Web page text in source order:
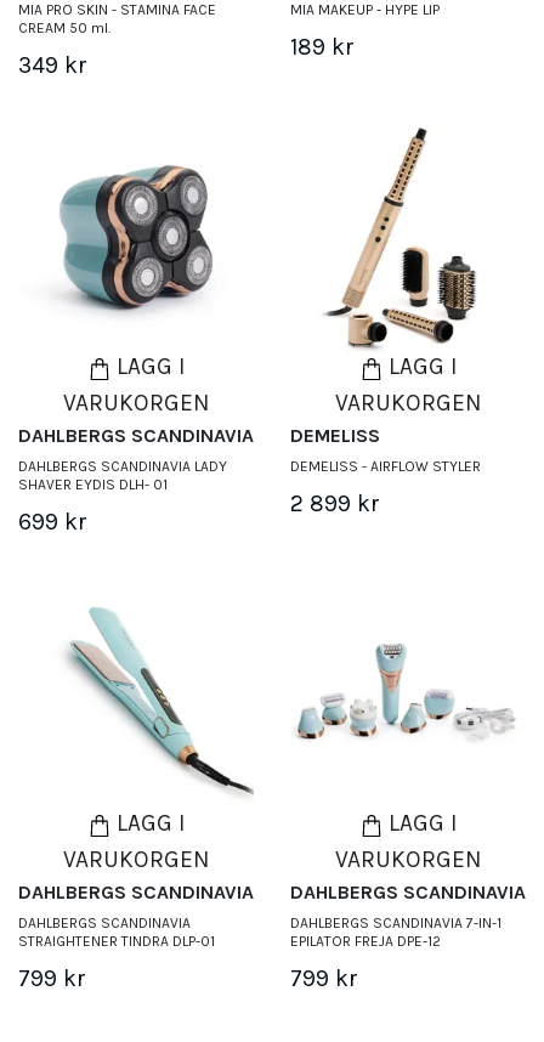
MIA PRO SKIN - STAMINA FACE
CREAM 50 ml.
349 kr
MIA MAKEUP - HYPE LIP
189 kr
LÄGG I
VARUKORGEN
DAHLBERGS SCANDINAVIA
DAHLBERGS SCANDINAVIA LADY
SHAVER EYDIS DLH- 01
699 kr
LÄGG I
VARUKORGEN
DEMELISS
DEMELISS - AIRFLOW STYLER
2 899 kr
LÄGG I
VARUKORGEN
DAHLBERGS SCANDINAVIA
DAHLBERGS SCANDINAVIA
STRAIGHTENER TINDRA DLP-01
799 kr
LÄGG I
VARUKORGEN
DAHLBERGS SCANDINAVIA
DAHLBERGS SCANDINAVIA 7-IN-1
EPILATOR FREJA DPE-12
799 kr